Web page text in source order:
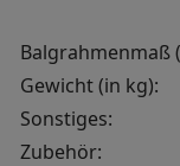
Balgrahmenmaß
Gewicht (in kg):
Sonstiges:
Zubehör: